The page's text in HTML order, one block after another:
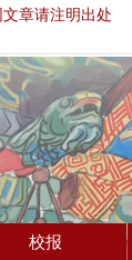
章请注明出处
校报